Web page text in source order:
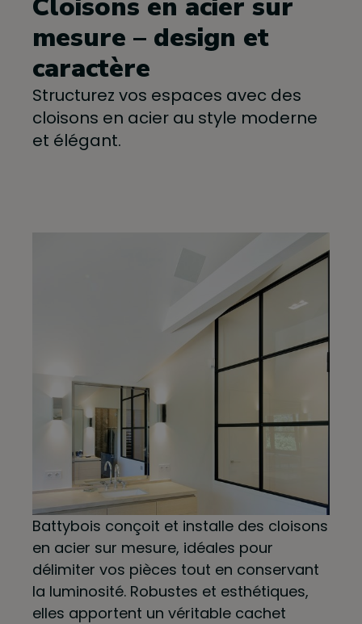
mesure – design et
caractère
Structurez vos espaces avec des
cloisons en acier au style moderne
et élégant.
Battybois conçoit et installe des cloisons
en acier sur mesure, idéales pour
délimiter vos pièces tout en conservant
la luminosité. Robustes et esthétiques,
elles apportent un véritable cachet